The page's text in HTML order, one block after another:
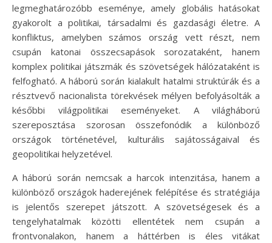
legmeghatározóbb eseménye, amely globális hatásokat
gyakorolt a politikai, társadalmi és gazdasági életre. A
konfliktus, amelyben számos ország vett részt, nem
csupán katonai összecsapások sorozataként, hanem
komplex politikai játszmák és szövetségek hálózataként is
felfogható. A háború során kialakult hatalmi struktúrák és a
résztvevő nacionalista törekvések mélyen befolyásolták a
későbbi világpolitikai eseményeket. A világháború
szereposztása szorosan összefonódik a különböző
országok történetével, kulturális sajátosságaival és
geopolitikai helyzetével.
A háború során nemcsak a harcok intenzitása, hanem a
különböző országok haderejének felépítése és stratégiája
is jelentős szerepet játszott. A szövetségesek és a
tengelyhatalmak közötti ellentétek nem csupán a
frontvonalakon, hanem a háttérben is éles vitákat